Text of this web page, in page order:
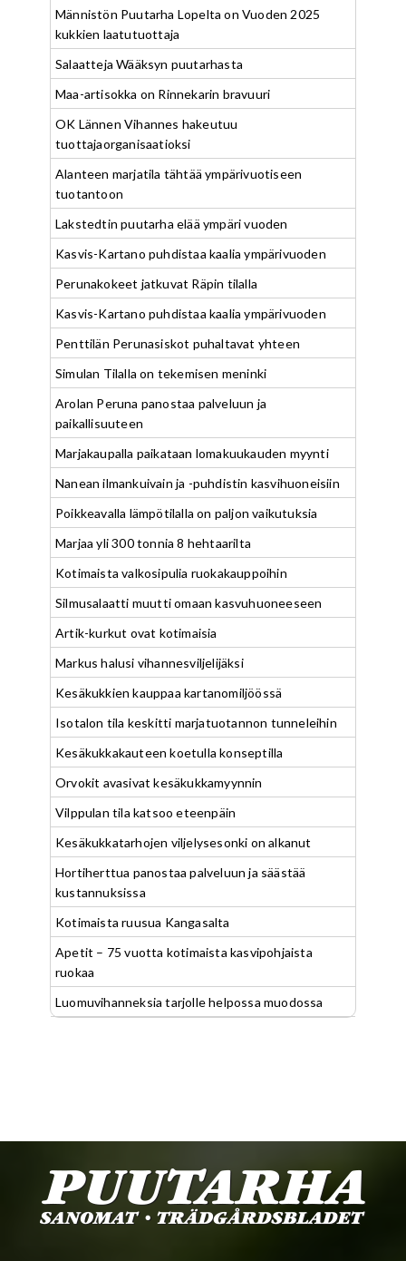
Männistön Puutarha Lopelta on Vuoden 2025
kukkien laatutuottaja
Salaatteja Wääksyn puutarhasta
Maa-artisokka on Rinnekarin bravuuri
OK Lännen Vihannes hakeutuu
tuottajaorganisaatioksi
Alanteen marjatila tähtää ympärivuotiseen
tuotantoon
Lakstedtin puutarha elää ympäri vuoden
Kasvis-Kartano puhdistaa kaalia ympärivuoden
Perunakokeet jatkuvat Räpin tilalla
Kasvis-Kartano puhdistaa kaalia ympärivuoden
Penttilän Perunasiskot puhaltavat yhteen
Simulan Tilalla on tekemisen meninki
Arolan Peruna panostaa palveluun ja
paikallisuuteen
Marjakaupalla paikataan lomakuukauden myynti
Nanean ilmankuivain ja -puhdistin kasvihuoneisiin
Poikkeavalla lämpötilalla on paljon vaikutuksia
Marjaa yli 300 tonnia 8 hehtaarilta
Kotimaista valkosipulia ruokakauppoihin
Silmusalaatti muutti omaan kasvuhuoneeseen
Artik-kurkut ovat kotimaisia
Markus halusi vihannesviljelijäksi
Kesäkukkien kauppaa kartanomiljöössä
Isotalon tila keskitti marjatuotannon tunneleihin
Kesäkukkakauteen koetulla konseptilla
Orvokit avasivat kesäkukkamyynnin
Vilppulan tila katsoo eteenpäin
Kesäkukkatarhojen viljelysesonki on alkanut
Hortiherttua panostaa palveluun ja säästää
kustannuksissa
Kotimaista ruusua Kangasalta
Apetit – 75 vuotta kotimaista kasvipohjaista
ruokaa
Luomuvihanneksia tarjolle helpossa muodossa